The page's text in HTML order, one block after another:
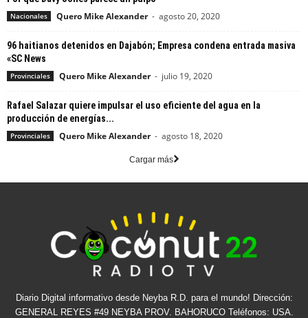
Nacionales Quero Mike Alexander - agosto 20, 2020
96 haitianos detenidos en Dajabón; Empresa condena entrada masiva
«SC News
Provinciales Quero Mike Alexander - julio 19, 2020
Rafael Salazar quiere impulsar el uso eficiente del agua en la
producción de energías...
Provinciales Quero Mike Alexander - agosto 18, 2020
Cargar más
Diario Digital informativo desde Neyba R.D. para el mundo! Dirección:
GENERAL REYES #49 NEYBA PROV. BAHORUCO Teléfonos: USA.